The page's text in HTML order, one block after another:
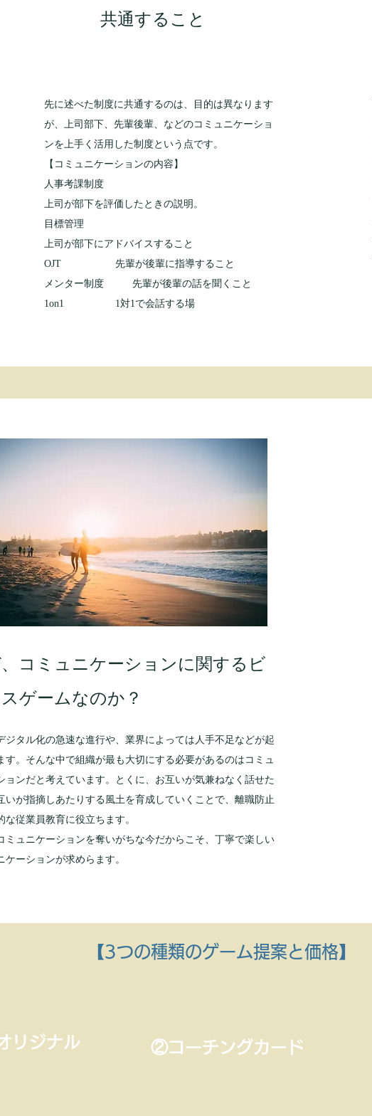
共通すること
先に述べた制度に共通するのは、目的は異なります
が、上司部下、先輩後輩、などのコミュニケーショ
ンを上手く活用した制度という点です。
【コミュニケーションの内容】
人事考課制度
上司が部下を評価したときの説明。
目標管理
上司が部下にアドバイスすること
OJT 先輩が後輩に指導すること
メンター制度 先輩が後輩の話を聞くこと
1on1 1対1で会話する場
コミュニケーションに関するビ
ゲームなのか？
ジタル化の急速な進行や、業界によっては人手不足などが起
す。そんな中で組織が最も大切にする必要があるのはコミュ
ョンだと考えています。とくに、お互いが気兼ねなく話せた
いが指摘しあたりする風土を育成していくことで、離職防止
な従業員教育に役立ちます。
ミュニケーションを奪いがちな今だからこそ、丁寧で楽しい
ケーションが求めらます。
【3つの種類のゲーム提案と価格】
リジナル
②コーチングカード